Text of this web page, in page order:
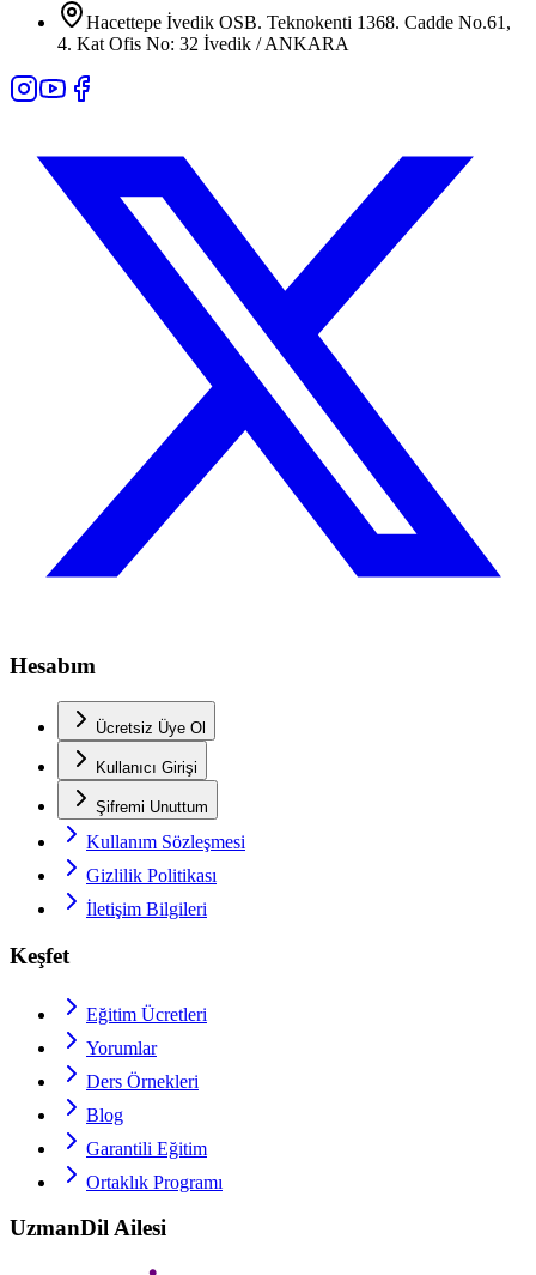
Hacettepe İvedik OSB. Teknokenti 1368. Cadde No.61,
4. Kat Ofis No: 32 İvedik / ANKARA
Hesabım
Ücretsiz Üye Ol
Kullanıcı Girişi
Şifremi Unuttum
Kullanım Sözleşmesi
Gizlilik Politikası
İletişim Bilgileri
Keşfet
Eğitim Ücretleri
Yorumlar
Ders Örnekleri
Blog
Garantili Eğitim
Ortaklık Programı
UzmanDil Ailesi